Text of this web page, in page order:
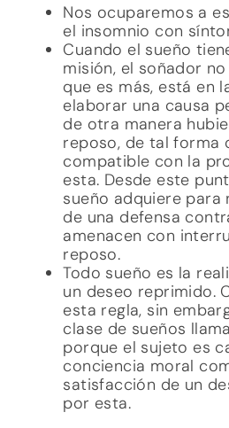
Nos ocuparemos a
el insomnio con
Cuando el sueño
misión, el soñador
que es más, está en
elaborar una causa
de otra manera
reposo, de tal forma
compatible con la
esta. Desde este
sueño adquiere
de una defensa
amenacen con
reposo.
Todo sueño es la
un deseo reprimido.
esta regla, sin
clase de sueños
porque el sujeto es
conciencia moral
satisfacción de un
por esta.